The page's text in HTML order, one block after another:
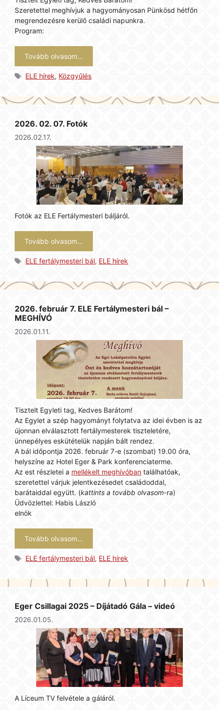
Szeretettel meghívjuk a hagyományosan Pünkösd hétfőn
megrendezésre kerülő családi napunkra.
Program:
Tovább olvasom…
Címkék
ELE hírek, Közgyűlés
2026. 02. 07. Fotók
2026.02.17.
Fotók az ELE Fertálymesteri báljáról.
Tovább olvasom…
Címkék
ELE fertálymesteri bál, ELE hírek
2026. február 7. ELE Fertálymesteri bál –
MEGHÍVÓ
2026.01.11.
Tisztelt Egyleti tag, Kedves Barátom!
Az Egylet a szép hagyományt folytatva az idei évben is az
újonnan elválasztott fertálymesterek tiszteletére,
ünnepélyes eskütételük napján bált rendez.
A bál időpontja 2026. február 7-e (szombat) 19.00 óra,
helyszíne az Hotel Eger & Park konferenciaterme.
Az est részletei a mellékelt meghívóban találhatóak,
szeretettel várjuk jelentkezésedet családoddal,
barátaiddal együtt. (kattints a tovább olvasom-ra)
Üdvözlettel: Habis László
elnök
Tovább olvasom…
Címkék
ELE fertálymesteri bál, ELE hírek
Eger Csillagai 2025 – Díjátadó Gála – videó
2026.01.05.
A Líceum TV felvétele a gáláról.